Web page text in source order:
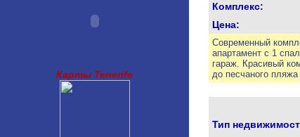
Playa Paraiso
Playa San Juan
Карты Tenerife
Комплекс:
Цена:
Современный
апартамент с 1
гараж. Красивый
до песчаного
Тип